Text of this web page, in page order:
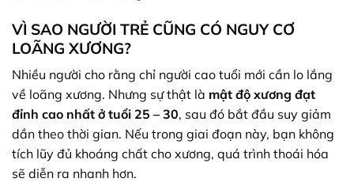
VÌ SAO NGƯỜI TRẺ CŨNG CÓ NGUY CƠ
LOÃNG XƯƠNG?
Nhiều người cho rằng chỉ người cao tuổi mới cần lo lắng
về loãng xương. Nhưng sự thật là mật độ xương đạt
đỉnh cao nhất ở tuổi 25 – 30, sau đó bắt đầu suy giảm
dần theo thời gian. Nếu trong giai đoạn này, bạn không
tích lũy đủ khoáng chất cho xương, quá trình thoái hóa
sẽ diễn ra nhanh hơn.